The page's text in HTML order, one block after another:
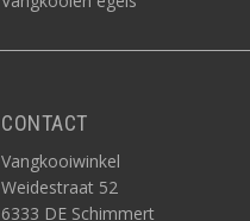
CONTACT
Vangkooiwinkel
Weidestraat 52
6333 DE Schimmert